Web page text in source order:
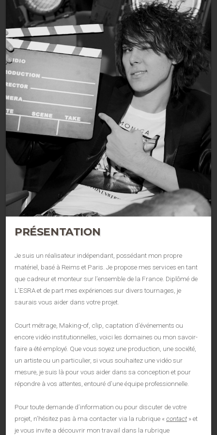
PRÉSENTATION
Je suis un réalisateur indépendant, possédant mon propre
matériel, basé à Reims et Paris. Je propose mes services en tant
que cadreur et monteur sur l’ensemble de la France. Diplômé de
L’ESRA et de part mes expériences sur divers tournages, je
saurais vous aider dans votre projet.
Court métrage, Making-of, clip, captation d’événements ou
encore vidéo institutionnelles, voici les domaines ou mon savoir-
faire a été employé. Que vous soyez une production, une société,
un artiste ou un particulier, si vous souhaitez une vidéo sur
mesure, je suis là pour vous aider dans sa conception et pour
répondre à vos attentes, entouré d’une équipe professionnelle.
Pour toute demande d’information ou pour discuter de votre
projet, n’hésitez pas à ma contacter via la rubrique «contact » et
je vous invite a découvrir mon travail dans la rubrique